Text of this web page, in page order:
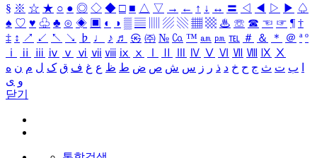
§ ※ ☆ ★ ○ ● ◎ ◇ ◆ □ ■ △ ▽ → ← ↑ ↓ ↔ 〓 ◁ ◀ ▷ ▶ ♤
♠ ♡ ♥ ♧ ♣ ⊙ ◈ ▣ ◐ ◑ ▒ ▤ ▨ ▧ ▦ ▩ ♨ ☏ ☎ ☜ ☞ ¶ †
‡ ↕ ↗ ↙ ↖ ↘ ♭ ♩ ♪ ♬ ㉿ ㈜ № ㏇ ™ ㏂ ㏘ ℡ ＃ ＆ ＊ ＠ ª º
ⅰ
ⅱ ⅲ ⅳ ⅴ ⅵ ⅶ ⅷ ⅸ ⅹ Ⅳ Ⅴ Ⅵ Ⅶ Ⅷ Ⅸ Ⅹ
ب ت ث ج ح خ د ذ ر ز س ش ص ض ط ظ ع غ ف ق ک ل م ن ه
و ی
닫기